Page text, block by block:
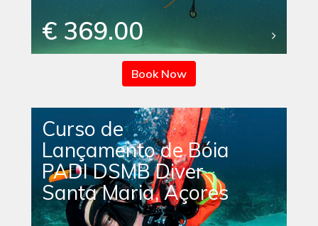
€ 369.00
Book Now
Curso de
Lançamento de Bóia
PADI DSMB Diver
Santa Maria, Açores